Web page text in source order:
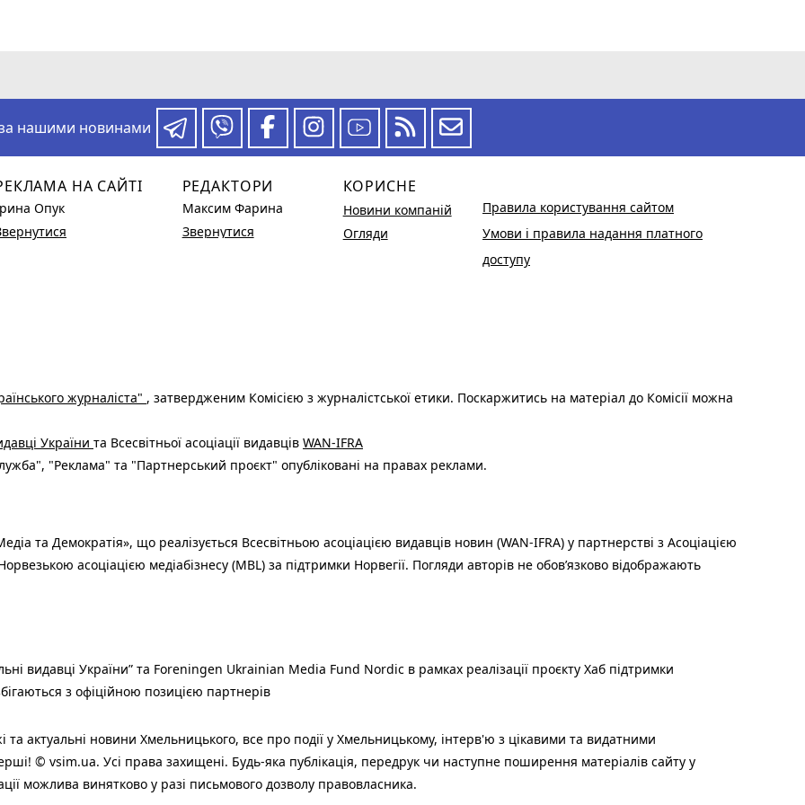
за нашими новинами
НА САЙТІ
Опук
РЕДАКТОРИ
Максим Фарина
Звернутися
КОРИСНЕ
Новини компаній
Огляди
Правила користування сайтом
Умови і правила надання платного
доступу
журналіста" , затвердженим Комісією з журналістської етики. Поскаржитись на матеріал до Комісії можна
України та Всесвітньої асоціації видавців WAN-IFRA
"Реклама" та "Партнерський проєкт" опубліковані на правах реклами.
та Демократія», що реалізується Всесвітньою асоціацією видавців новин (WAN-IFRA) у партнерстві з Асоціацією
асоціацією медіабізнесу (MBL) за підтримки Норвегії. Погляди авторів не обов’язково відображають
видавці України” та Foreningen Ukrainian Media Fund Nordic в рамках реалізації проєкту Хаб підтримки
з офіційною позицією партнерів
актуальні новини Хмельницького, все про події у Хмельницькому, інтерв'ю з цікавими та видатними
© vsim.ua. Усі права захищені. Будь-яка публiкацiя, передрук чи наступне поширення матеріалів сайту у
можлива винятково у разі письмового дозволу правовласника.